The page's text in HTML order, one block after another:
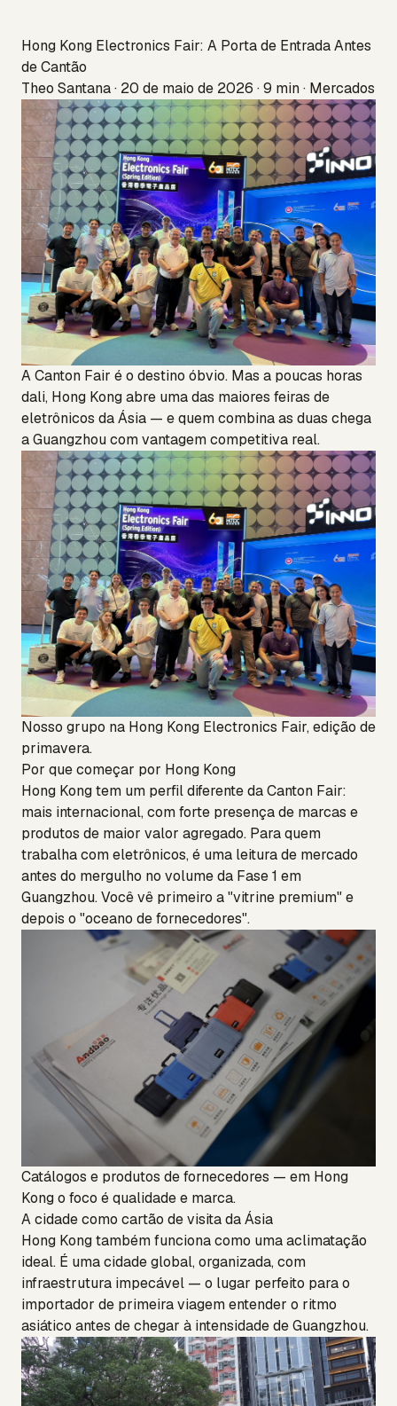
Hong Kong Electronics Fair: A Porta de Entrada Antes
de Cantão
Theo Santana · 20 de maio de 2026 · 9 min · Mercados
A Canton Fair é o destino óbvio. Mas a poucas horas
dali, Hong Kong abre uma das maiores feiras de
eletrônicos da Ásia — e quem combina as duas chega
a Guangzhou com vantagem competitiva real.
Nosso grupo na Hong Kong Electronics Fair, edição de
primavera.
Por que começar por Hong Kong
Hong Kong tem um perfil diferente da Canton Fair:
mais internacional, com forte presença de marcas e
produtos de maior valor agregado. Para quem
trabalha com eletrônicos, é uma leitura de mercado
antes do mergulho no volume da Fase 1 em
Guangzhou. Você vê primeiro a "vitrine premium" e
depois o "oceano de fornecedores".
Catálogos e produtos de fornecedores — em Hong
Kong o foco é qualidade e marca.
A cidade como cartão de visita da Ásia
Hong Kong também funciona como uma aclimatação
ideal. É uma cidade global, organizada, com
infraestrutura impecável — o lugar perfeito para o
importador de primeira viagem entender o ritmo
asiático antes de chegar à intensidade de Guangzhou.